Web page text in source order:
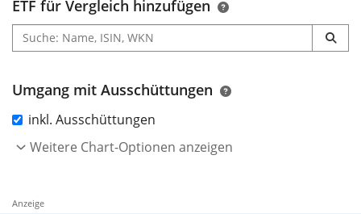
ETF für Vergleich hinzufügen
Umgang mit Ausschüttungen
inkl. Ausschüttungen
Weitere Chart-Optionen anzeigen
Anzeige